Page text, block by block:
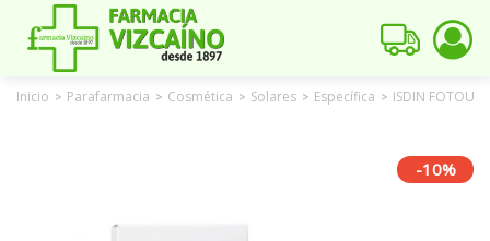
Inicio > Parafarmacia > Cosmética > Solares > Específica > ISDIN
-10%